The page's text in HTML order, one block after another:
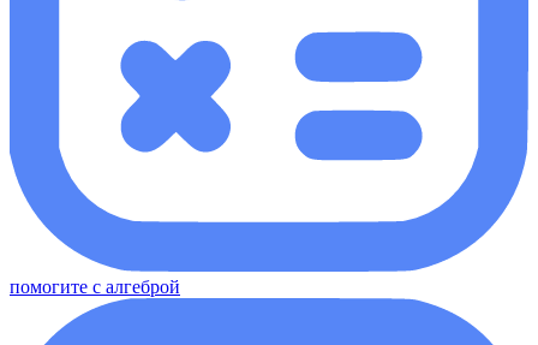
помогите с алгеброй